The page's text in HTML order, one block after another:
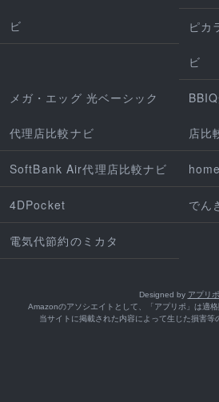
ビ ピカ
ビ
メガ・エッグ 光ベーシック
代理店比較ナビ 店比
SoftBank Air代理店比較ナビ
4DPocket でん
電気代節約のミカタ
Designed by アプリポ
Amazonのアソシエイトとして、「アプリポ」は適格
当サイトに掲載された内容によって生じた損害等